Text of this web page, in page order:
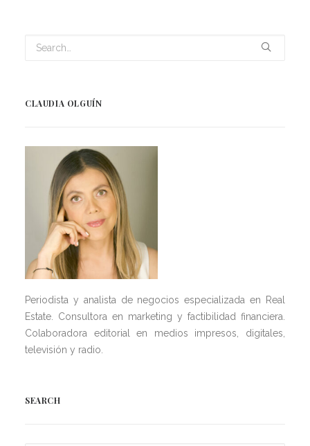
CLAUDIA OLGUÍN
Periodista y analista de negocios especializada en Real
Estate. Consultora en marketing y factibilidad financiera.
Colaboradora editorial en medios impresos, digitales,
televisión y radio.
SEARCH